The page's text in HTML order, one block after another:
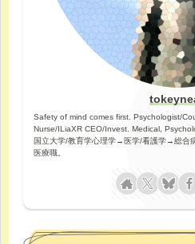
Safety of mind comes first. Psychologist/
Nurse/ILiaXR CEO/Invest. Medical,
国立大学/教育学心理学→医学/看護学→総合
医療職。